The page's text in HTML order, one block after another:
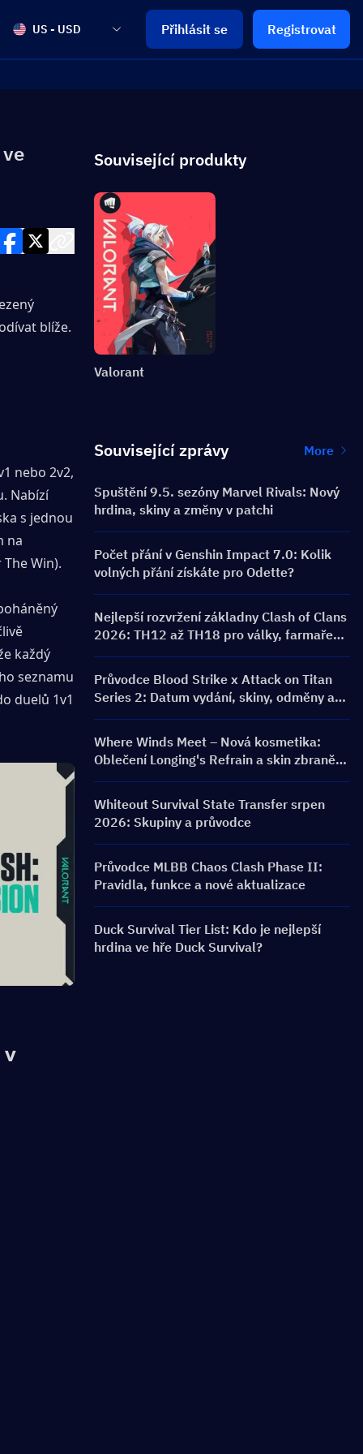
US - USD Přihlásit se Registrovat
blíže.
nebo 2v2,
Nabízí
s jednou
na
Win).
každý
seznamu
duelů 1v1
v
Související produkty
Valorant
Související zprávy More
Spuštění 9.5. sezóny Marvel Rivals: Nový
hrdina, skiny a změny v patchi
Počet přání v Genshin Impact 7.0: Kolik
volných přání získáte pro Odette?
Nejlepší rozvržení základny Clash of Clans
2026: TH12 až TH18 pro války, farmaření
a základny proti 3 hvězdám
Průvodce Blood Strike x Attack on Titan
Series 2: Datum vydání, skiny, odměny a
akce na dobití
Where Winds Meet – Nová kosmetika:
Oblečení Longing's Refrain a skin zbraně
Silent Voice: Crest Aria byly vydány!
Whiteout Survival State Transfer srpen
2026: Skupiny a průvodce
Průvodce MLBB Chaos Clash Phase II:
Pravidla, funkce a nové aktualizace
Duck Survival Tier List: Kdo je nejlepší
hrdina ve hře Duck Survival?